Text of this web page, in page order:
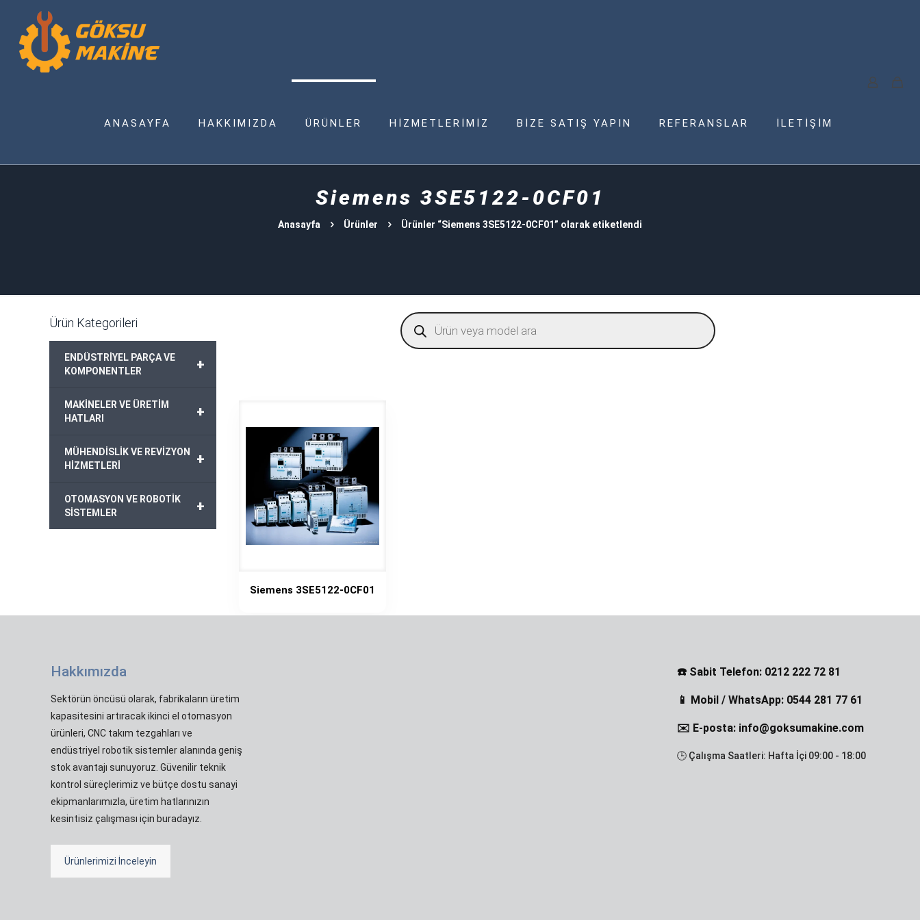
ANASAYFA HAKKIMIZDA ÜRÜNLER HİZMETLERİMİZ BİZE SATIŞ YAPIN REFERANSLAR İLETİŞİM
Siemens 3SE5122-0CF01
Anasayfa Ürünler Ürünler “Siemens 3SE5122-0CF01” olarak etiketlendi
Products
search
Siemens 3SE5122-0CF01
Ürün Kategorileri
+
ENDÜSTRİYEL PARÇA VE
KOMPONENTLER
+
MAKİNELER VE ÜRETİM
HATLARI
+
MÜHENDİSLİK VE REVİZYON
HİZMETLERİ
+
OTOMASYON VE ROBOTİK
SİSTEMLER
Hakkımızda
Sektörün öncüsü olarak, fabrikaların üretim
kapasitesini artıracak ikinci el otomasyon
ürünleri, CNC takım tezgahları ve
endüstriyel robotik sistemler alanında geniş
stok avantajı sunuyoruz. Güvenilir teknik
kontrol süreçlerimiz ve bütçe dostu sanayi
ekipmanlarımızla, üretim hatlarınızın
kesintisiz çalışması için buradayız.
Ürünlerimizi İnceleyin
☎️ Sabit Telefon: 0212 222 72 81
📱 Mobil / WhatsApp: 0544 281 77 61
✉️ E-posta: info@goksumakine.com
🕒 Çalışma Saatleri: Hafta İçi 09:00 - 18:00